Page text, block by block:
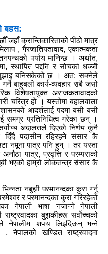
बहस:
जहाँ क्रान्तिकारिताको पीठो मात्र
, गैरजातियतावाद, एकात्मकता
पर्याय मानिन्छ । अर्थात,
स्थापित पद्दति र सोचको धज्जी
बुझाइ बनिसकेको छ । अत: सक्नेले
बाहुबली कार्य-व्यवहार सबै जसो
विशेषतायुक्त अराजकतावादको
चरित्र हो । यस्तोमा बहालवाला
आदर्शलाई पदमा बसी बसी
समग्र प्रतिनिधित्व गरेका छन् ।
अदालतले दिएको निर्णय कुनै
दिँदै पदासीन रहिरहने संसार कै
नमूना पात्र पनि हुन् । तर यस्ता
पात्र, प्रवृत्ति र परम्पराको
भएको हाम्रो लोकतन्त्र संसार कै
नबुझी परमानन्दका कुरा गर्नु
र परमानन्दका कुरा गरिरहेको
नेपाली भाषा नजान्ने नेपाली
राष्ट्रवादका बुझकीहरू सर्वोच्चको
नेपालीमा शपथ लिइदिऊन् भन्ने
, नेपालको खण्डित राष्ट्रवादमा